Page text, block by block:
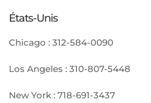
États-Unis
Chicago : 312-584-0090
Los Angeles : 310-807-5448
New York : 718-691-3437